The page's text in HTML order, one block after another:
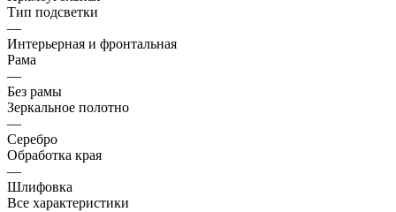
Тип подсветки
—
Интерьерная и фронтальная
Рама
—
Без рамы
Зеркальное полотно
—
Серебро
Обработка края
—
Шлифовка
Все характеристики